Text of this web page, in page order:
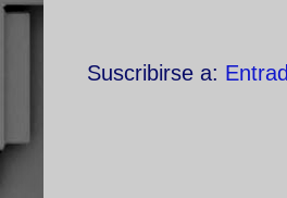
Suscribirse a: